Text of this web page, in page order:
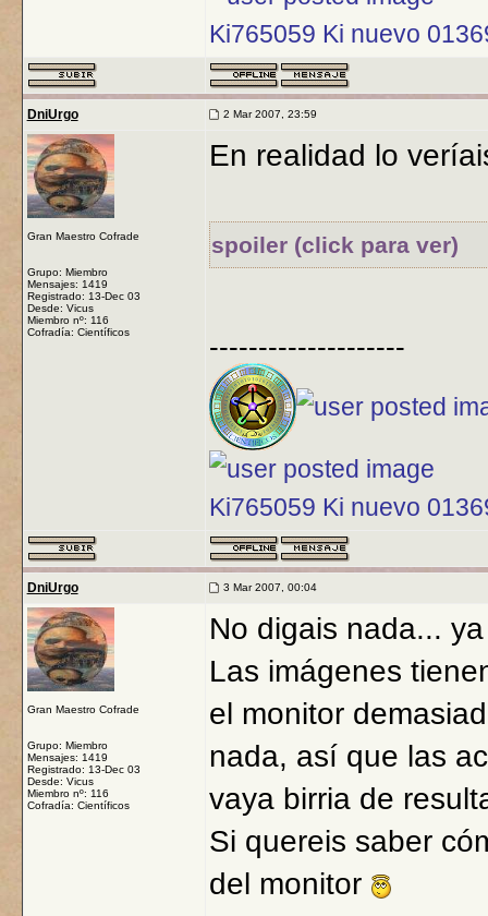
Ki765059 Ki nuevo
DniUrgo 2 Mar 2007, 23:59
Gran Maestro Cofrade
Grupo: Miembro
Mensajes: 1419
Registrado: 13-Dec 03
Desde: Vicus
Miembro nº: 116
Cofradía: Científicos
En realidad lo
spoiler (click para ver)
--------------------
Ki765059 Ki nuevo
DniUrgo 3 Mar 2007, 00:04
Gran Maestro Cofrade
Grupo: Miembro
Mensajes: 1419
Registrado: 13-Dec 03
Desde: Vicus
Miembro nº: 116
Cofradía: Científicos
No digais nada...
Las imágenes
el monitor
nada, así que las
vaya birria de
Si quereis saber
del monitor